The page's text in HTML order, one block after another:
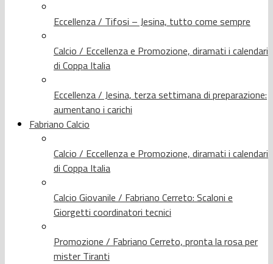
Eccellenza / Tifosi – Jesina, tutto come sempre
Calcio / Eccellenza e Promozione, diramati i calendari
di Coppa Italia
Eccellenza / Jesina, terza settimana di preparazione:
aumentano i carichi
Fabriano Calcio
Calcio / Eccellenza e Promozione, diramati i calendari
di Coppa Italia
Calcio Giovanile / Fabriano Cerreto: Scaloni e
Giorgetti coordinatori tecnici
Promozione / Fabriano Cerreto, pronta la rosa per
mister Tiranti